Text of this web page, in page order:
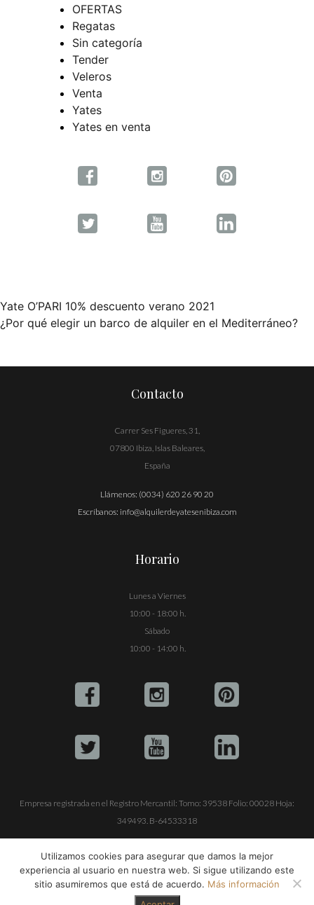
OFERTAS
Regatas
Sin categoría
Tender
Veleros
Venta
Yates
Yates en venta
Navegación
entradas
Yate O’PARI 10% descuento verano 2021
¿Por qué elegir un barco de alquiler en el Mediterráneo?
Contacto
Carrer Ses Figueres, 31,
07800 Ibiza, Islas Baleares,
España
Llámenos: (0034) 620 26 90 20
Escríbanos: info@alquilerdeyatesenibiza.com
Horario
Lunes a Viernes
10:00 - 18:00 h.
Sábado
10:00 - 14:00 h.
Empresa registrada en el Registro Mercantil: Tomo: 39538 Folio: 00028 Hoja:
349493. B-64533318
ALQUILER DE YATES EN IBIZA S.L.
Utilizamos cookies para asegurar que damos la mejor
experiencia al usuario en nuestra web. Si sigue utilizando este
sitio asumiremos que está de acuerdo. Más información